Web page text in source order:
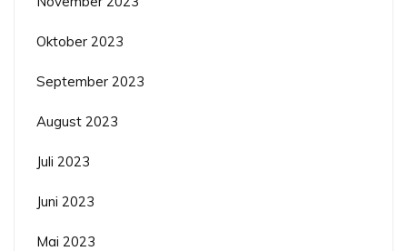
Oktober 2023
September 2023
August 2023
Juli 2023
Juni 2023
Mai 2023